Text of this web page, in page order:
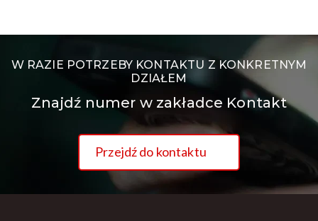
W RAZIE POTRZEBY KONTAKTU Z KONKRETNYM
DZIAŁEM
Znajdź numer w zakładce Kontakt
Przejdź do kontaktu